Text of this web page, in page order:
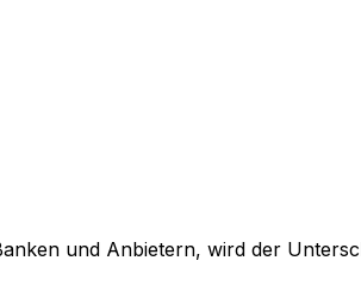
und Anbietern, wird der